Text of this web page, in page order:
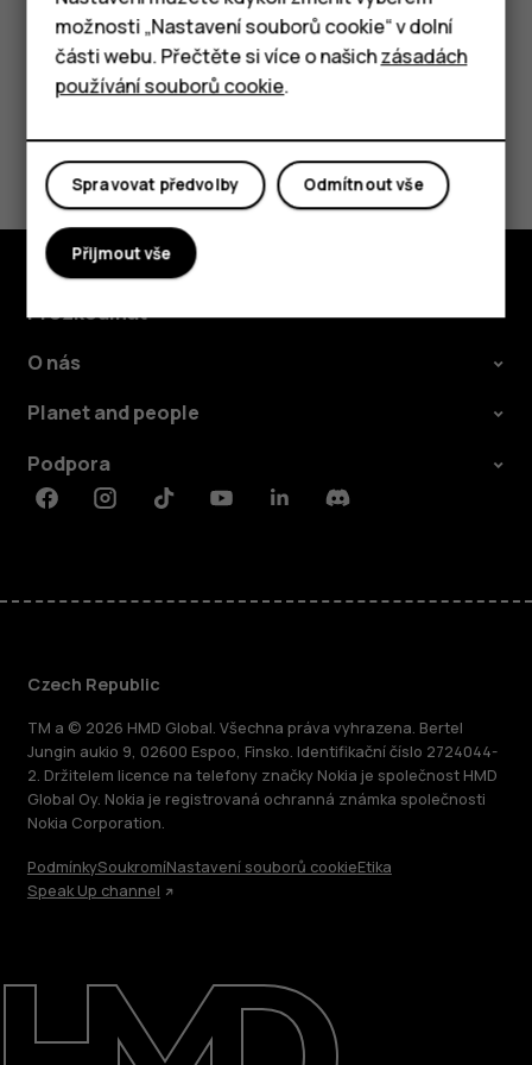
Tablety
O nás
Oprava, opětovné použití, recyklace
Podpora
Pomohlo vám to?
Ano Ne
Prozkoumat
O nás
Planet and people
Podpora
FacebookInstagramTiktokYoutubeLinkedinDiscord
Czech Republic
TM a © 2026 HMD Global. Všechna práva vyhrazena. Bertel
Jungin aukio 9, 02600 Espoo, Finsko. Identifikační číslo 2724044-
2. Držitelem licence na telefony značky Nokia je společnost HMD
Global Oy. Nokia je registrovaná ochranná známka společnosti
Nokia Corporation.
PodmínkySoukromíNastavení souborů cookieEtika
Speak Up channel
možnosti „Nastavení souborů cookie“ v dolní
části webu. Přečtěte si více o našichzásadách
používání souborů cookie.
Odmítnout vše
Spravovat předvolby
Přijmout vše